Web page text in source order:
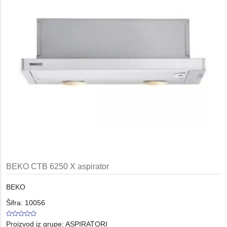
BEKO CTB 6250 X aspirator
BEKO
Šifra: 10056
Proizvod iz grupe: ASPIRATORI